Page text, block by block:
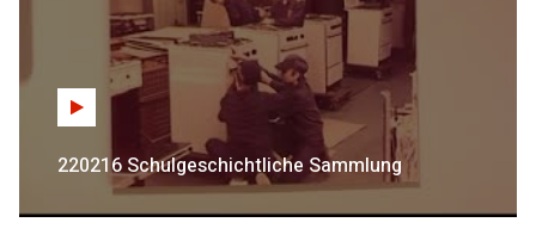
220216 Schulgeschichtliche Sammlung